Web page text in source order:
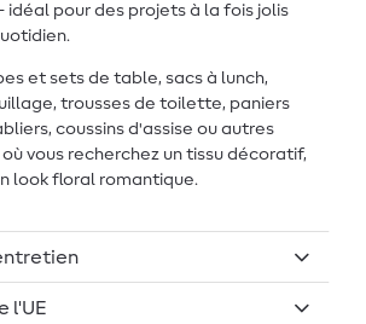
idéal pour des projets à la fois jolis
et sets de table, sacs à lunch,
trousses de toilette, paniers
coussins d'assise ou autres
vous recherchez un tissu décoratif,
look floral romantique.
l'UE